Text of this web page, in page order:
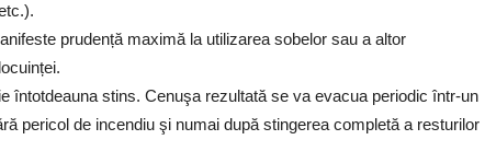
prudență maximă la utilizarea sobelor sau a altor
întotdeauna stins. Cenuşa rezultată se va evacua periodic într-un
pericol de incendiu şi numai după stingerea completă a resturilor